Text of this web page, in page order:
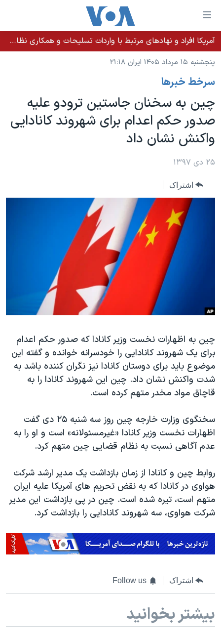
لینکهای
قابل
دسترسی
جهش
محتوای
اصلی
جهش
به
صفحه
جهش
خانه
نسخه سبک وب‌سایت
موضوع ها
ایران
آمریکا
جهان
ورزشی
ویدیوها
فرهنگ و زندگی
حقوق شهروندی
اسرائیل در جنگ
آرشیو پخش زنده
برنامه های تلویزیونی
جدول برنامه ها
صفحه‌های ویژه
جام جهانی ۲۰۲۶
بایگانی برنامه‌های تلویزیونی
مستندها
انتخابات ریاست جمهوری آمریکا ۲۰۲۴
حمله جمهوری اسلامی به اسرائیل
ورزش زنان در ایران
مجموعه مستندهای دادخواهی
تریبونال مردمی آبان ۹۸
دادگاه حمید نوری
چهل سال گروگان‌گیری
اعتراضات مردمی آبان ۹۸
اسرائیل در جنگ
همایش محافظه‌کاران آمریکا «سی‌پک»
صفحه‌های ویژه
سفر پرزیدنت ترامپ به چین
فرکانس‌های صدای آمریکا
پخش رادیویی
یادگیری زبان انگلیسی
زبانهای مختلف
آمریکا افراد و نهادهای مرتبط با واردات تسلیحات و همکاری نظامی کوبا را تحریم کرد
پنجشنبه ۱۵ مرداد ۱۴۰۵ ایران ۲۱:۱۸
سرخط خبرها
چین به سخنان جاستین ترودو علیه
صدور حکم اعدام برای شهروند کانادایی
واکنش نشان داد
۲۵ دی ۱۳۹۷
اشتراک
چین به اظهارات نخست وزیر کانادا که صدور حکم اعدام
برای یک شهروند کانادایی را خودسرانه خوانده و گفته این
موضوع باید برای دوستان کانادا نیز نگران کننده باشد به
شدت واکنش نشان داد. چین این شهروند کانادا را به
قاچاق مواد مخدر متهم کرده است.
سخنگوی وزارت خارجه چین روز سه شنبه ۲۵ دی گفت
اظهارات نخست وزیر کانادا «غیرمسئولانه» است و او را به
عدم آگاهی نسبت به نظام قضایی چین متهم کرد.
روابط چین و کانادا از زمان بازداشت یک مدیر ارشد شرکت
هواوی در کانادا که به نقض تحریم های آمریکا علیه ایران
متهم است، تیره شده است. چین در پی بازداشت این مدیر
شرکت هواوی، سه شهروند کانادایی را بازداشت کرد.
اشتراک Follow us
بیشتر بخوانید